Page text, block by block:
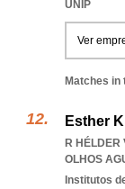
UNIP
Ver
Matches in
Esther
R HÉLDER
OLHOS
Institutos